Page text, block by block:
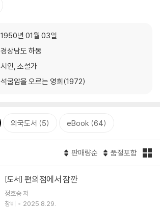
1950년 01월 03일
경상남도 하동
시인, 소설가
석굴암을 오르는 영희(1972)
외국도서 (5) eBook (64)
판매량순 품절포함
[도서] 편의점에서 잠깐
정호승저
창비
2025.8.29.